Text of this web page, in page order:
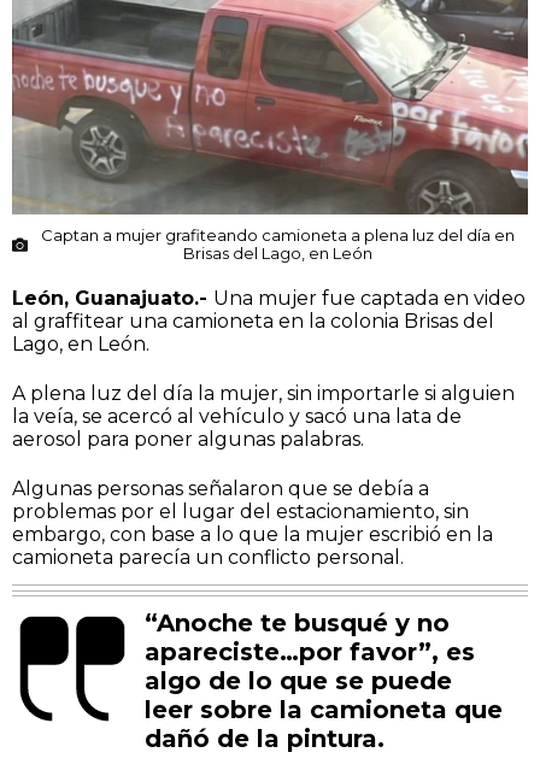
Captan a mujer grafiteando camioneta a plena luz del día en
Brisas del Lago, en León
León, Guanajuato.- Una mujer fue captada en video
al graffitear una camioneta en la colonia Brisas del
Lago, en León.
A plena luz del día la mujer, sin importarle si alguien
la veía, se acercó al vehículo y sacó una lata de
aerosol para poner algunas palabras.
Algunas personas señalaron que se debía a
problemas por el lugar del estacionamiento, sin
embargo, con base a lo que la mujer escribió en la
camioneta parecía un conflicto personal.
“Anoche te busqué y no
apareciste…por favor”, es
algo de lo que se puede
leer sobre la camioneta que
dañó de la pintura.